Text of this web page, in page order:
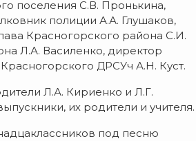
поселения С.В. Пронькина,
полиции А.А. Глушаков,
Красногорского района С.И.
Л.А. Василенко, директор
ДРСУч А.Н. Куст.
Л.А. Кириенко и Л.Г.
их родители и учителя.
под песню